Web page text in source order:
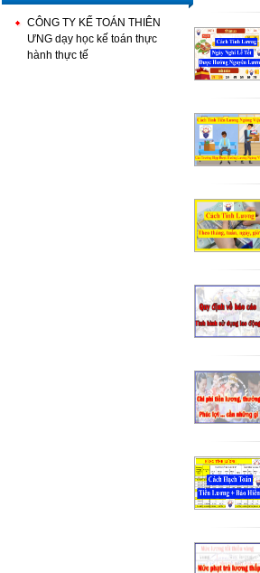
CÔNG TY KẾ TOÁN THIÊN
ƯNG dạy học kế toán thực
hành thực tế